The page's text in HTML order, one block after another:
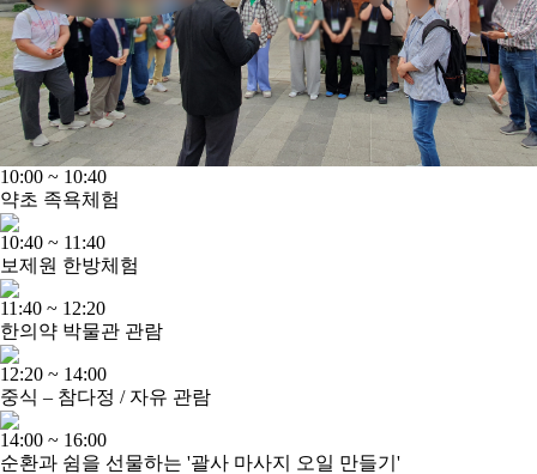
10:00 ~ 10:40
약초 족욕체험
10:40 ~ 11:40
보제원 한방체험
11:40 ~ 12:20
한의약 박물관 관람
12:20 ~ 14:00
중식 – 참다정 / 자유 관람
14:00 ~ 16:00
순환과 쉼을 선물하는 '괄사 마사지 오일 만들기'